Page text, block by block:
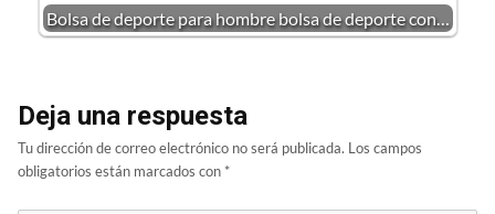
Bolsa de deporte para hombre bolsa de deporte con…
Deja una respuesta
Tu dirección de correo electrónico no será publicada. Los campos
obligatorios están marcados con *